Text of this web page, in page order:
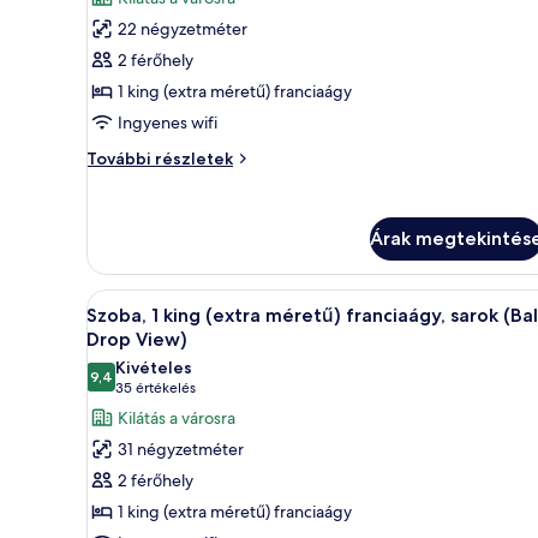
képének
megtekintése:
Szoba,
1
king
(extra
22 négyzetméter
2 férőhely
1 king (extra méretű) franciaágy
Ingyenes wifi
További részletek
Szoba,
franciaágy
további
részletei
Árak
A
következő
szoba
összes
képének
megtekintése:
Szoba,
1
king
Egy szállodai szoba nagy
10
Szoba, 1 king (extra méretű) franciaágy, sarok
Drop View)
9,410-ből 9,4
Kivételes
35 értékelés
(35
értékelés)
Kilátás a városra
31 négyzetméter
2 férőhely
1 king (extra méretű) franciaágy